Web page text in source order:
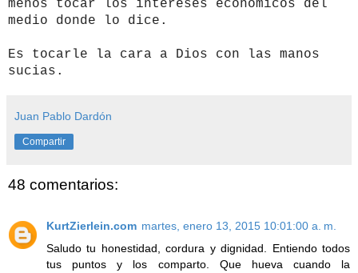
menos tocar los intereses económicos del
medio donde lo dice.
Es tocarle la cara a Dios con las manos
sucias.
Juan Pablo Dardón
Compartir
48 comentarios:
KurtZierlein.com martes, enero 13, 2015 10:01:00 a. m.
Saludo tu honestidad, cordura y dignidad. Entiendo todos
tus puntos y los comparto. Que hueva cuando la